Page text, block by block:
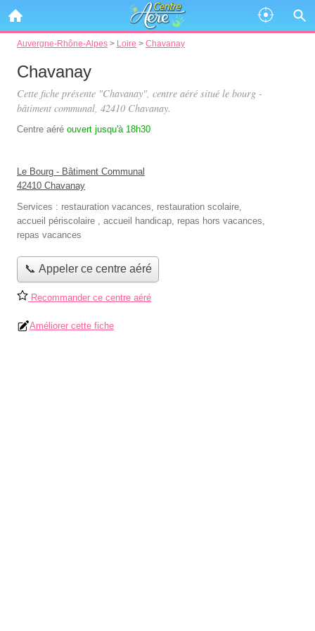
Auvergne-Rhône-Alpes > Loire > Chavanay
Chavanay
Cette fiche présente "Chavanay", centre aéré situé le bourg -
bâtiment communal, 42410 Chavanay.
Centre aéré ouvert jusqu'à 18h30
Le Bourg - Bâtiment Communal
42410 Chavanay
Services : restauration vacances, restauration scolaire,
accueil périscolaire , accueil handicap, repas hors vacances,
repas vacances
📞 Appeler ce centre aéré
Recommander ce centre aéré
Améliorer cette fiche